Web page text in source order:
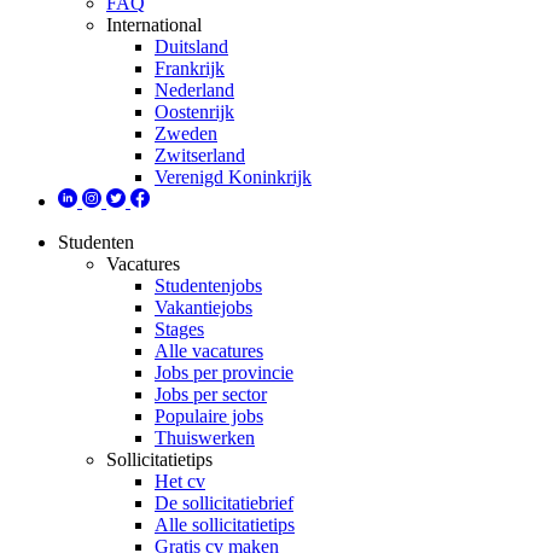
International
Duitsland
Frankrijk
Nederland
Oostenrijk
Zweden
Zwitserland
Verenigd Koninkrijk
Studenten
Vacatures
Studentenjobs
Vakantiejobs
Stages
Alle vacatures
Jobs per provincie
Jobs per sector
Populaire jobs
Thuiswerken
Sollicitatietips
Het cv
De sollicitatiebrief
Alle sollicitatietips
Gratis cv maken